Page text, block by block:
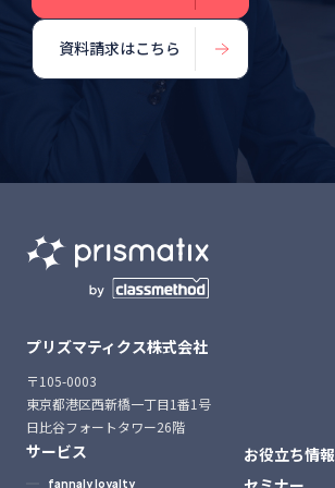
資料請求はこちら
プリズマティクス株式会社
〒105-0003
東京都港区西新橋一丁目1番1号
日比谷フォートタワー26階
サービス
fannaly loyalty
お役立ち情報